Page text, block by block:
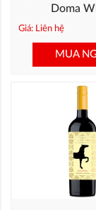
Doma
Giá: Liên hệ
MUA